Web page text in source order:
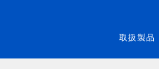
取扱製品